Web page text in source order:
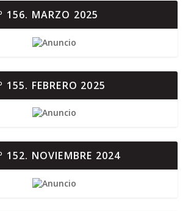
156. MARZO 2025
155. FEBRERO 2025
152. NOVIEMBRE 2024